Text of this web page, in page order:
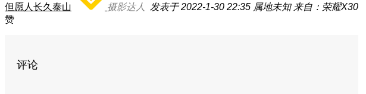
但愿人长久泰山 摄影达人 发表于 2022-1-30 22:35 属地未知 来自：荣耀X30
赞
评论